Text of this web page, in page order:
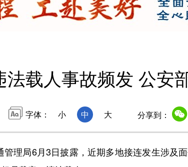
法载人事故频发 公安
字体： 小 中 大 分享到：
局6月3日披露，近期多地接连发生涉及面